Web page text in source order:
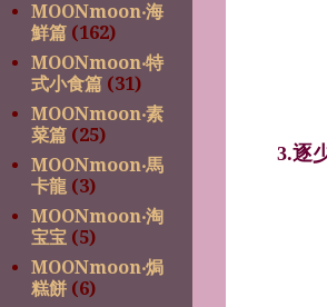
3.逐
MOONmoon‧海
鮮篇 (162)
MOONmoon‧特
式小食篇 (31)
MOONmoon‧素
菜篇 (25)
MOONmoon‧馬
卡龍 (3)
MOONmoon‧淘
宝宝 (5)
MOONmoon‧焗
糕餅 (6)